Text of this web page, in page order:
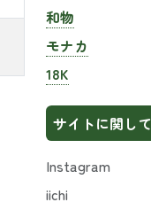
和物
モナカ
18K
サイトに関して
Instagram
iichi